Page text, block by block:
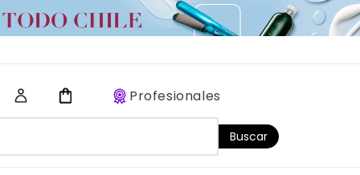
Profesionales
Buscar